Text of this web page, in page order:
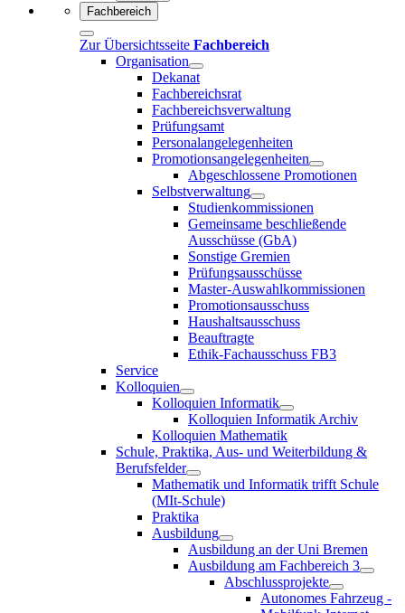
Fachbereich
Zur Übersichtsseite Fachbereich
Organisation
Dekanat
Fachbereichsrat
Fachbereichsverwaltung
Prüfungsamt
Personalangelegenheiten
Promotionsangelegenheiten
Abgeschlossene Promotionen
Selbstverwaltung
Studienkommissionen
Gemeinsame beschließende
Ausschüsse (GbA)
Sonstige Gremien
Prüfungsausschüsse
Master-Auswahlkommissionen
Promotionsausschuss
Haushaltsausschuss
Beauftragte
Ethik-Fachausschuss FB3
Service
Kolloquien
Kolloquien Informatik
Kolloquien Informatik Archiv
Kolloquien Mathematik
Schule, Praktika, Aus- und Weiterbildung &
Berufsfelder
Mathematik und Informatik trifft Schule
(MIt-Schule)
Praktika
Ausbildung
Ausbildung an der Uni Bremen
Ausbildung am Fachbereich 3
Abschlussprojekte
Autonomes Fahrzeug -